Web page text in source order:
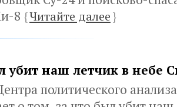
8 {Читайте далее}
убит наш летчик в небе
политического